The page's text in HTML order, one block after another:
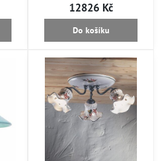
12826 Kč
Do košíku